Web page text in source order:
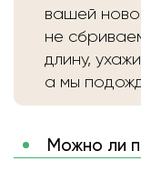
вашей
не
длину,
а мы
Можно ли